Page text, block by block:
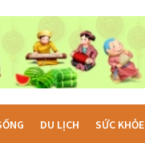
DU LỊCH SỨC KHỎE